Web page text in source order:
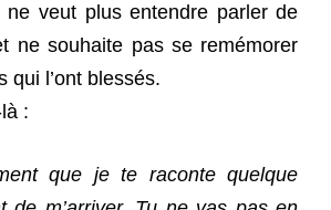
ne veut plus entendre parler de
ne souhaite pas se remémorer
qui l’ont blessés.
:
que je te raconte quelque